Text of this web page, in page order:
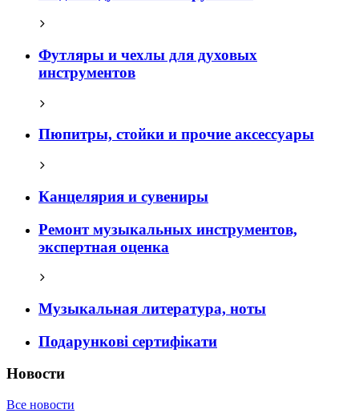
Футляры и чехлы для духовых
инструментов
Пюпитры, стойки и прочие аксессуары
Канцелярия и сувениры
Ремонт музыкальных инструментов,
экспертная оценка
Музыкальная литература, ноты
Подарункові сертифікати
Новости
Все новости